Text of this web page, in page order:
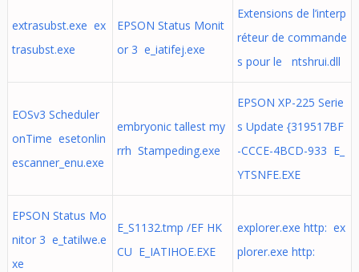
extrasubst.exe ex
trasubst.exe
EPSON Status Monit
or 3 e_iatifej.exe
Extensions de l’interp
réteur de commande
s pour le ntshrui.dll
EOSv3 Scheduler
onTime esetonlin
escanner_enu.exe
embryonic tallest my
rrh Stampeding.exe
EPSON XP-225 Serie
s Update {319517BF
-CCCE-4BCD-933 E_
YTSNFE.EXE
EPSON Status Mo
nitor 3 e_tatilwe.e
xe
E_S1132.tmp /EF HK
CU E_IATIHOE.EXE
explorer.exe http: ex
plorer.exe http: